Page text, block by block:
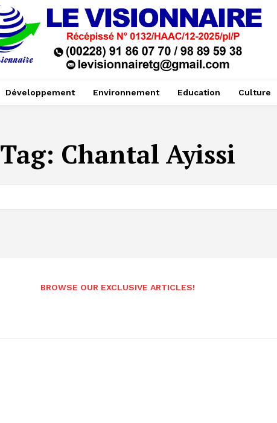
Développement Environnement Education Culture
Tag: Chantal Ayissi
BROWSE OUR EXCLUSIVE ARTICLES!